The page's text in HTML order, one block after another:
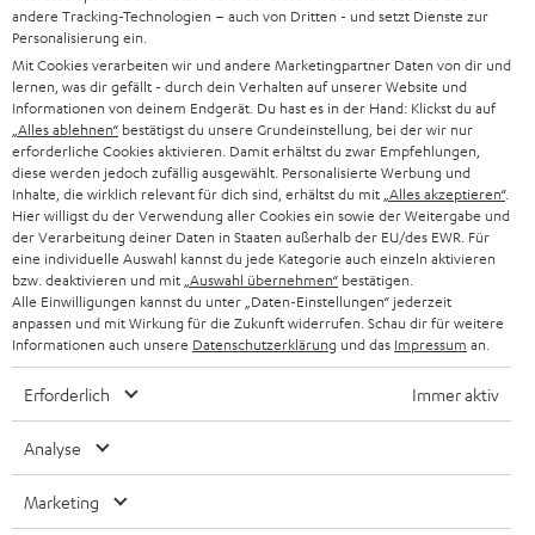
u
n
g
SOUNDBAR
HIFI-LAUTSPRECHER
SMART HOME
BLUETOOTH-LAUTSPRECHER
KOPFHÖRER
BLUETOOTH-KOPFHÖRER
STEREOANLAGEN
KARRIERE
PRESSE & MARKETING
GESCHÄFTSKUNDEN
PARTNERPROGRAMM
BLOG
NEWSLETTER
STORES
DEINE VORTEILE BEI TEUFEL
TEUFEL STORY
UNSER MANAGEMENT
DEUTSCHLAND
ÖSTERREICH
SCHWEIZ
NIEDERLANDE
BELGIEN
FRANKREICH
SPANIEN
andere Tracking-Technologien – auch von Dritten - und setzt Dienste zur
Personalisierung ein.
Mit Cookies verarbeiten wir und andere Marketingpartner Daten von dir und
lernen, was dir gefällt - durch dein Verhalten auf unserer Website und
Informationen von deinem Endgerät. Du hast es in der Hand: Klickst du auf
„Alles ablehnen“ bestätigst du unsere Grundeinstellung, bei der wir nur
erforderliche Cookies aktivieren. Damit erhältst du zwar Empfehlungen,
diese werden jedoch zufällig ausgewählt. Personalisierte Werbung und
Inhalte, die wirklich relevant für dich sind, erhältst du mit „Alles akzeptieren“.
Hier willigst du der Verwendung aller Cookies ein sowie der Weitergabe und
der Verarbeitung deiner Daten in Staaten außerhalb der EU/des EWR. Für
eine individuelle Auswahl kannst du jede Kategorie auch einzeln aktivieren
bzw. deaktivieren und mit „Auswahl übernehmen“ bestätigen.
Alle Einwilligungen kannst du unter „Daten-Einstellungen“ jederzeit
anpassen und mit Wirkung für die Zukunft widerrufen. Schau dir für weitere
Informationen auch unsere Datenschutzerklärung und das Impressum an.
Erforderlich Immer aktiv
Analyse
Marketing